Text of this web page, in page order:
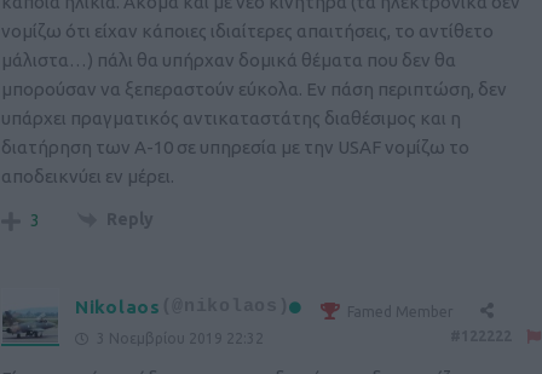
νομίζω ότι είχαν κάποιες ιδιαίτερες απαιτήσεις, το αντίθετο
μάλιστα…) πάλι θα υπήρχαν δομικά θέματα που δεν θα
μπορούσαν να ξεπεραστούν εύκολα. Εν πάση περιπτώση, δεν
υπάρχει πραγματικός αντικαταστάτης διαθέσιμος και η
διατήρηση των Α-10 σε υπηρεσία με την USAF νομίζω το
αποδεικνύει εν μέρει.
3 Reply
Nikolaos (@nikolaos)
Famed Member
3 Νοεμβρίου 2019 22:32